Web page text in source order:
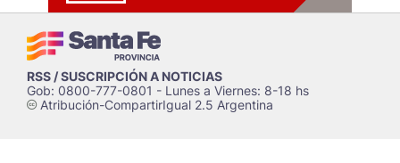
RSS / SUSCRIPCIÓN A NOTICIAS
Gob: 0800-777-0801 - Lunes a Viernes: 8-18 hs
cAtribución-CompartirIgual 2.5 Argentina